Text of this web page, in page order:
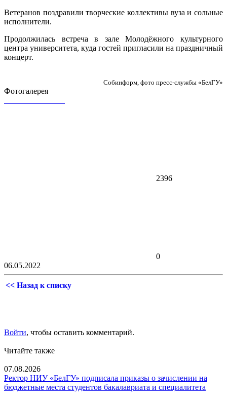
Ветеранов поздравили творческие коллективы вуза и сольные
исполнители.
Продолжилась встреча в зале Молодёжного культурного
центра университета, куда гостей пригласили на праздничный
концерт.
Собинформ, фото пресс-службы «БелГУ»
Фотогалерея
2396
0
06.05.2022
<< Назад к списку
Войти, чтобы оставить комментарий.
Читайте также
07.08.2026
Ректор НИУ «БелГУ» подписала приказы о зачислении на
бюджетные места студентов бакалавриата и специалитета